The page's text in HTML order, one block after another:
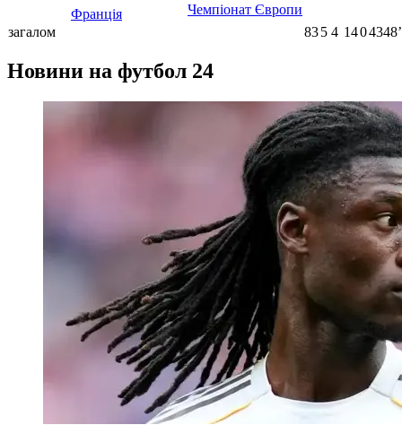
Франція Чемпіонат Європи
загалом 835 4 1404348ʼ
Новини на футбол 24